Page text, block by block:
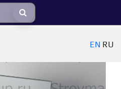
EN RU